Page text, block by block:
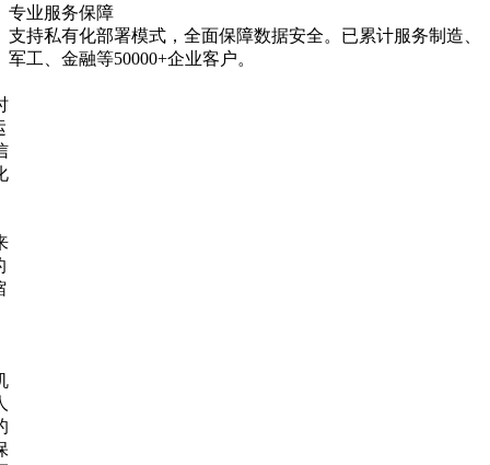
专业服务保障
支持私有化部署模式，全面保障数据安全。已累计服务制造、
军工、金融等50000+企业客户。